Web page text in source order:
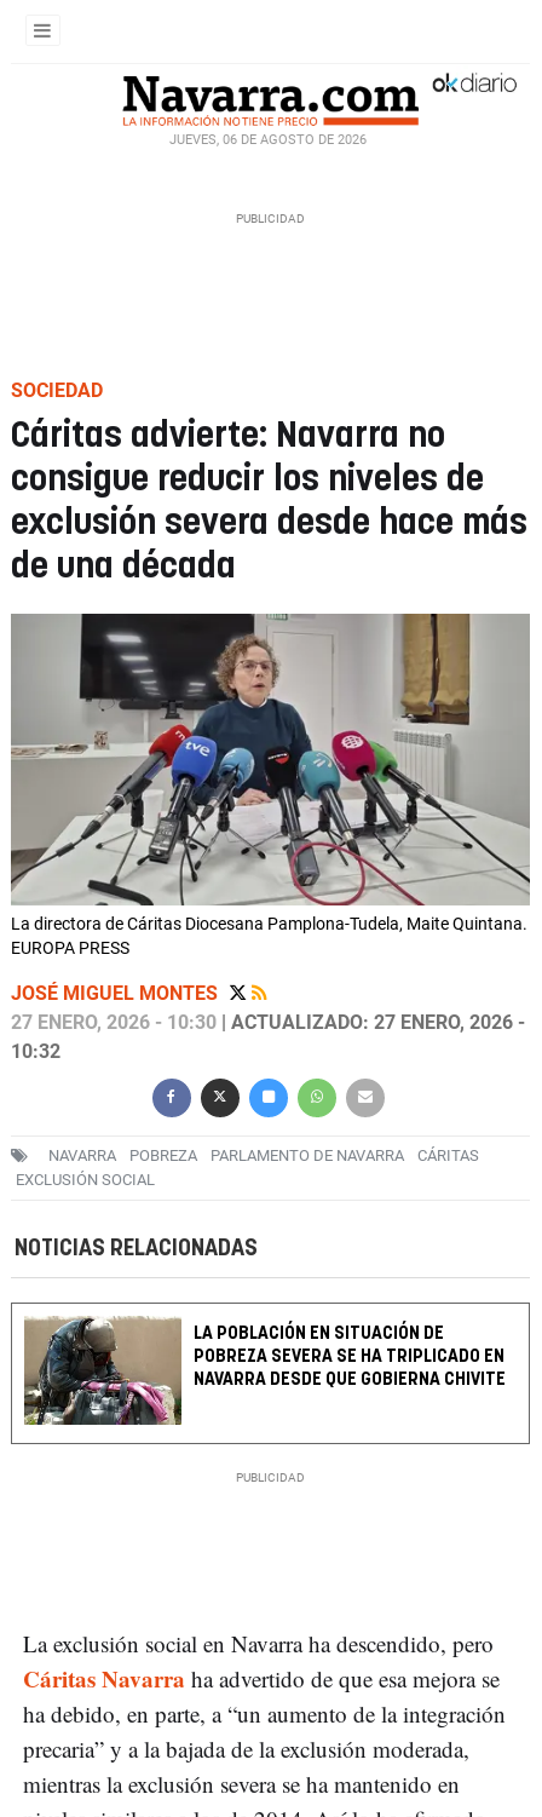
JUEVES, 06 DE AGOSTO DE 2026
SOCIEDAD
Cáritas advierte: Navarra no
consigue reducir los niveles de
exclusión severa desde hace más
de una década
La directora de Cáritas Diocesana Pamplona-Tudela, Maite Quintana.
EUROPA PRESS
JOSÉ MIGUEL MONTES
27 ENERO, 2026 - 10:30 | ACTUALIZADO: 27 ENERO, 2026 -
10:32
NAVARRA POBREZA PARLAMENTO DE NAVARRA
CÁRITAS
EXCLUSIÓN SOCIAL
NOTICIAS RELACIONADAS
LA POBLACIÓN EN SITUACIÓN DE
POBREZA SEVERA SE HA TRIPLICADO EN
NAVARRA DESDE QUE GOBIERNA CHIVITE
La exclusión social en Navarra ha descendido, pero
Cáritas Navarra ha advertido de que esa mejora se
ha debido, en parte, a “un aumento de la integración
precaria” y a la bajada de la exclusión moderada,
mientras la exclusión severa se ha mantenido en